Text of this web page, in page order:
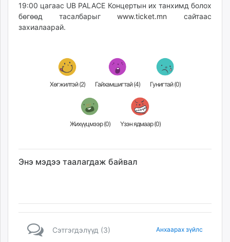
19:00 цагаас UB PALACE Концертын их танхимд болох
бөгөөд тасалбарыг www.ticket.mn сайтаас
захиалаарай.
Хөгжилтэй (2) Гайхамшигтай (4) Гунигтай (0)
Жихүүцмээр (0) Үзэн ядмаар (0)
Энэ мэдээ таалагдаж байвал
Сэтгэгдэлүүд (3) Анхаарах зүйлс